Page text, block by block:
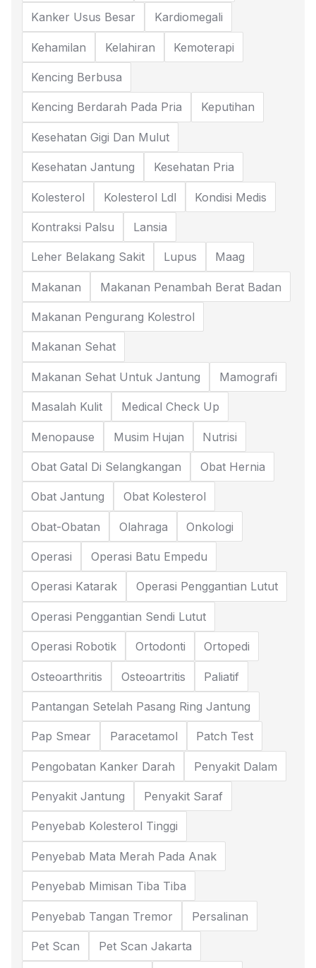
Kanker Usus Besar Kardiomegali
Kehamilan Kelahiran Kemoterapi
Kencing Berbusa
Kencing Berdarah Pada Pria Keputihan
Kesehatan Gigi Dan Mulut
Kesehatan Jantung Kesehatan Pria
Kolesterol Kolesterol Ldl Kondisi Medis
Kontraksi Palsu Lansia
Leher Belakang Sakit Lupus Maag
Makanan Makanan Penambah Berat Badan
Makanan Pengurang Kolestrol
Makanan Sehat
Makanan Sehat Untuk Jantung Mamografi
Masalah Kulit Medical Check Up
Menopause Musim Hujan Nutrisi
Obat Gatal Di Selangkangan Obat Hernia
Obat Jantung Obat Kolesterol
Obat-Obatan Olahraga Onkologi
Operasi Operasi Batu Empedu
Operasi Katarak Operasi Penggantian Lutut
Operasi Penggantian Sendi Lutut
Operasi Robotik Ortodonti Ortopedi
Osteoarthritis Osteoartritis Paliatif
Pantangan Setelah Pasang Ring Jantung
Pap Smear Paracetamol Patch Test
Pengobatan Kanker Darah Penyakit Dalam
Penyakit Jantung Penyakit Saraf
Penyebab Kolesterol Tinggi
Penyebab Mata Merah Pada Anak
Penyebab Mimisan Tiba Tiba
Penyebab Tangan Tremor Persalinan
Pet Scan Pet Scan Jakarta